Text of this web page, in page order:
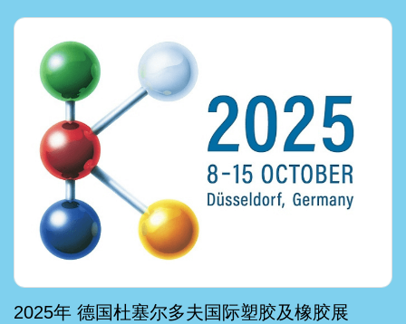
2025年 德国杜塞尔多夫国际塑胶及橡胶展